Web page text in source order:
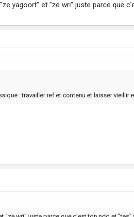
yagoort" et "ze wri" juste parce que
: travailler ref et contenu et laisser vieillir